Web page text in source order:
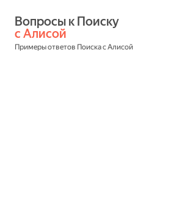
с Алисой
Примеры ответов Поиска с Алисой